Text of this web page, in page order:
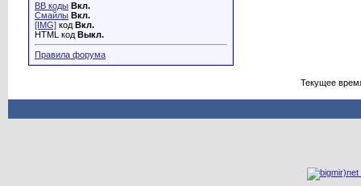
BB коды Вкл.
Смайлы Вкл.
[IMG] код Вкл.
HTML код Выкл.
Правила форума
Текущее